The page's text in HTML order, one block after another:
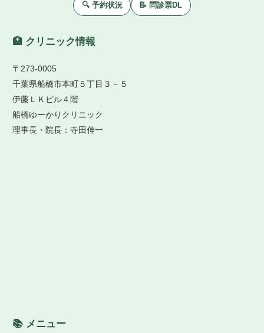
🔍 予約状況 📝 問診票DL
🏥 クリニック情報
〒273-0005
千葉県船橋市本町５丁目３－５
伊藤ＬＫビル４階
船橋ゆーかりクリニック
理事長・院長：寺田伸一
📚 メニュー